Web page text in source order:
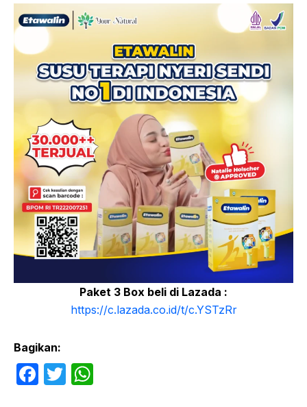
Paket 3 Box beli di Lazada :
https://c.lazada.co.id/t/c.YSTzRr
Bagikan:
F
T